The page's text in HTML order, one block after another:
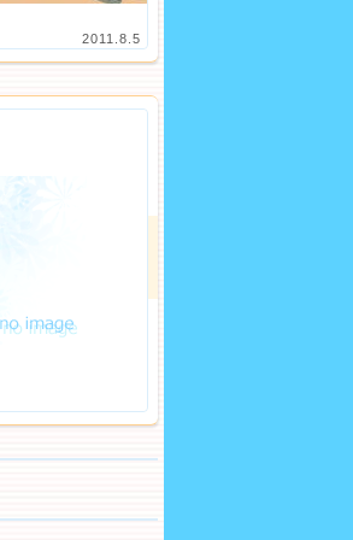
2011.8.5